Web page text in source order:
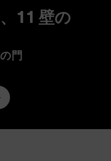
11 壁の
門